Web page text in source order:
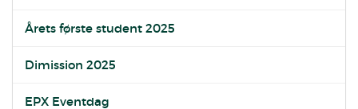
Årets første student 2025
Dimission 2025
EPX Eventdag